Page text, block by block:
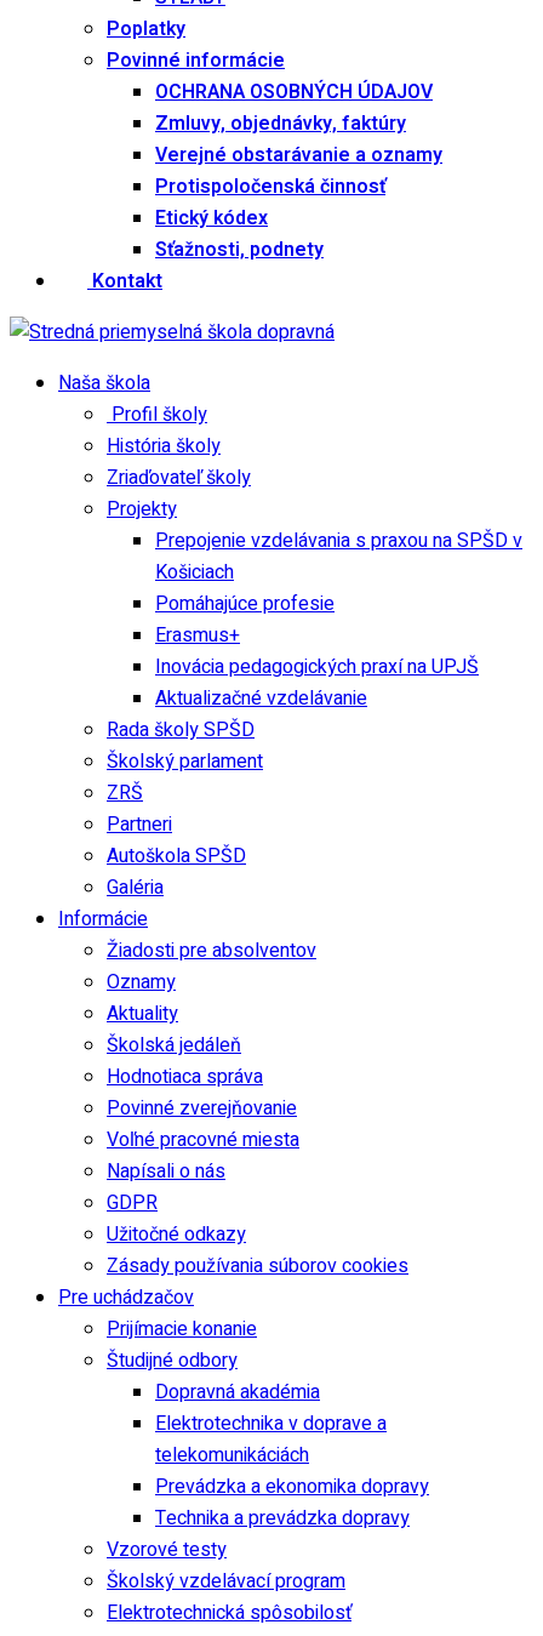
Poplatky
Povinné informácie
OCHRANA OSOBNÝCH ÚDAJOV
Zmluvy, objednávky, faktúry
Verejné obstarávanie a oznamy
Protispoločenská činnosť
Etický kódex
Sťažnosti, podnety
Kontakt
Naša škola
Profil školy
História školy
Zriaďovateľ školy
Projekty
Prepojenie vzdelávania s praxou na SPŠD v
Košiciach
Pomáhajúce profesie
Erasmus+
Inovácia pedagogických praxí na UPJŠ
Aktualizačné vzdelávanie
Rada školy SPŠD
Školský parlament
ZRŠ
Partneri
Autoškola SPŠD
Galéria
Informácie
Žiadosti pre absolventov
Oznamy
Aktuality
Školská jedáleň
Hodnotiaca správa
Povinné zverejňovanie
Voľné pracovné miesta
Napísali o nás
GDPR
Užitočné odkazy
Zásady používania súborov cookies
Pre uchádzačov
Prijímacie konanie
Študijné odbory
Dopravná akadémia
Elektrotechnika v doprave a
telekomunikáciách
Prevádzka a ekonomika dopravy
Technika a prevádzka dopravy
Vzorové testy
Školský vzdelávací program
Elektrotechnická spôsobilosť